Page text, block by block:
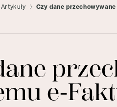
Artykuły Czy dane
e-